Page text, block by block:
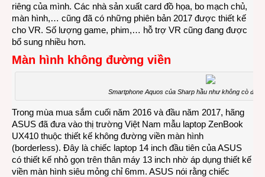
riêng của mình. Các nhà sản xuất card đồ họa, bo mạch chủ,
màn hình,… cũng đã có những phiên bản 2017 được thiết kế
cho VR. Số lượng game, phim,… hỗ trợ VR cũng đang được
bổ sung nhiều hơn.
Màn hình không đường viền
Smartphone Aquos của Sharp hầu như không cò
Trong mùa mua sắm cuối năm 2016 và đầu năm 2017, hãng
ASUS đã đưa vào thị trường Việt Nam mẫu laptop ZenBook
UX410 thuộc thiết kế không đường viền màn hình
(borderless). Đây là chiếc laptop 14 inch đầu tiên của ASUS
có thiết kế nhỏ gọn trên thân máy 13 inch nhờ áp dụng thiết kế
viền màn hình siêu mỏng chỉ 6mm. ASUS nói rằng chiếc